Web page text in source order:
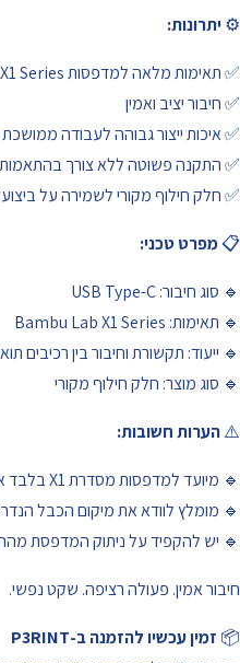
⚙️יתרונות:
✅ תאימות מלאה למדפסות Bambu Lab X1 Series
✅ חיבור יציב ואמין
✅ איכות ייצור גבוהה לעבודה ממושכת
✅ התקנה פשוטה ללא צורך בהתאמות
✅ חלק חילוף מקורי לשמירה על
📋מפרט טכני:
🔹 סוג חיבור: USB Type-C
🔹 תאימות: Bambu Lab X1 Series
🔹 ייעוד: תקשורת וחיבור בין רכיבים
🔹 סוג מוצר: חלק חילוף מקורי
⚠️הערות חשובות:
🔹 מיועד למדפסות מסדרת X1 בלבד אלא אם צוין אחרת על ידי היצרן.
🔹 מומלץ לוודא את מיקום הכבל
🔹 יש להקפיד על ניתוק המדפסת
חיבור אמין. פעולה רציפה. שקט נפשי.
📦 זמין עכשיו להזמנה ב-P3RINT